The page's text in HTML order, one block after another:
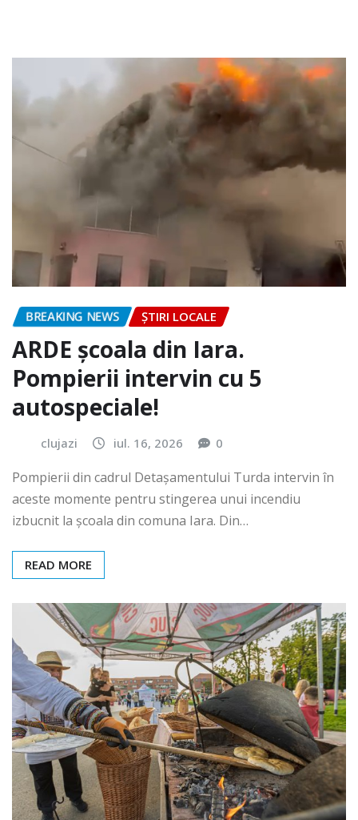
BREAKING NEWS ȘTIRI LOCALE
ARDE școala din Iara.
Pompierii intervin cu 5
autospeciale!
clujazi iul. 16, 2026 0
Pompierii din cadrul Detașamentului Turda intervin în
aceste momente pentru stingerea unui incendiu
izbucnit la școala din comuna Iara. Din…
READ MORE